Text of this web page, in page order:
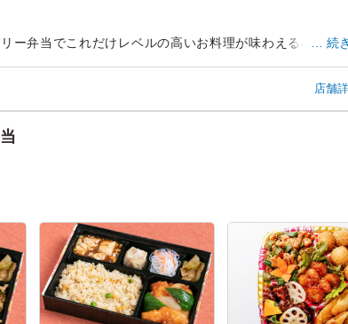
ー弁当でこれだけレベルの高いお料理が味わえるのは有
神奈川県横浜市南区六ツ川
続
店舗